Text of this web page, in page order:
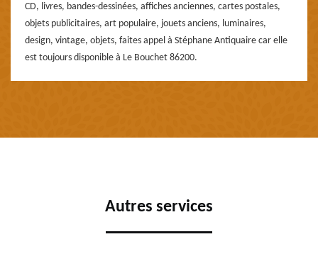
CD, livres, bandes-dessinées, affiches anciennes, cartes postales,
objets publicitaires, art populaire, jouets anciens, luminaires,
design, vintage, objets, faites appel à Stéphane Antiquaire car elle
est toujours disponible à Le Bouchet 86200.
Autres services